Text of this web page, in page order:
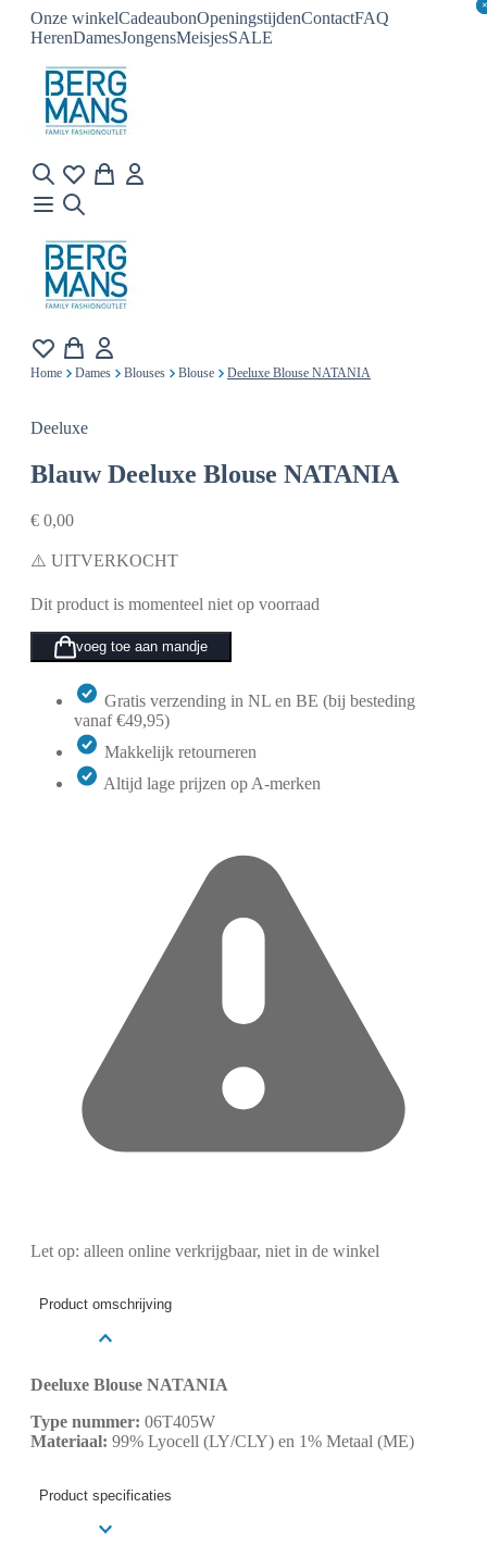
Onze winkelCadeaubonOpeningstijdenContactFAQ
HerenDamesJongensMeisjesSALE
×
×
Home Dames Blouses Blouse Deeluxe Blouse NATANIA
Deeluxe
Blauw Deeluxe Blouse NATANIA
€ 0,00
⚠️ UITVERKOCHT
Dit product is momenteel niet op voorraad
voeg toe aan mandje
Gratis verzending in NL en BE (bij besteding
vanaf €49,95)
Makkelijk retourneren
Altijd lage prijzen op A-merken
Let op: alleen online verkrijgbaar, niet in de winkel
Product omschrijving
Deeluxe Blouse NATANIA
Type nummer: 06T405W
Materiaal: 99% Lyocell (LY/CLY) en 1% Metaal (ME)
Product specificaties